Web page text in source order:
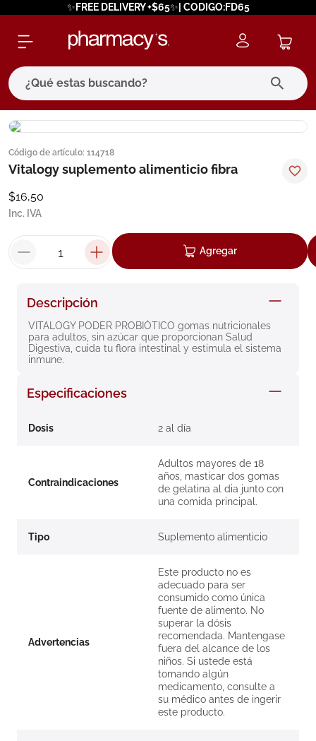
✨FREE DELIVERY +$65✨| CODIGO:FD65
¿Qué estas buscando?
Código de artículo: 114718
Vitalogy suplemento alimenticio fibra
$16,50
Inc. IVA
Agregar
Descripción
VITALOGY PODER PROBIÓTICO gomas nutricionales
para adultos, sin azúcar que proporcionan Salud
Digestiva, cuida tu flora intestinal y estimula el sistema
inmune.
Especificaciones
Dosis 2 al día
Contraindicaciones
Adultos mayores de 18
años, masticar dos gomas
de gelatina al dia junto con
una comida principal.
Tipo Suplemento alimenticio
Advertencias
Este producto no es
adecuado para ser
consumido como única
fuente de alimento. No
superar la dósis
recomendada. Mantengase
fuera del alcance de los
niños. Si ustede está
tomando algún
medicamento, consulte a
su médico antes de ingerir
este producto.
términos más buscados
1. eucerin
protector solar
3
cerave
7. isdin
8. roche posay
9. megacistin